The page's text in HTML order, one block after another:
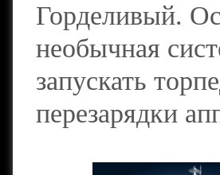
Горделивый.
необычная
запускать
перезарядки